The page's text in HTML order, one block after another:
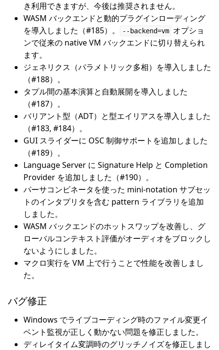
き利用できますが、今後は推奨されません。
WASM バックエンドと動的プラグインローディング
を導入しました（#185）。
--backend=vm オプショ
ンで従来の native VM バックエンドに切り替えられ
ます。
ジェネリクス（パラメトリック多相）を導入しました
（#188）。
タプル間の基本演算と自動展開を導入しました
（#187）。
バリアント型（ADT）と型エイリアスを導入しました
（#183, #184）。
GUI スライダーに OSC 制御サポートを追加しました
（#189）。
Language Server に Signature Help と Completion
Provider を追加しました（#190）。
パーサコンビネータを使った mini-notation サブセッ
トのインタプリタを含む pattern ライブラリを追加
しました。
WASM バックエンドのホットスワップを改善し、グ
ローバルコンテキスト評価がオーディオをブロックし
ないようにしました。
マクロ実行を VM 上で行うことで性能を改善しまし
た。
バグ修正
Windows でライブコーディング時のファイル変更イ
ベント監視が正しく動かない問題を修正しました。
ディレイタイム変調時のグリッチノイズを修正しまし